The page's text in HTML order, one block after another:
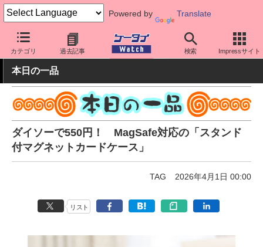
Powered by Translate
カテゴリ 過去記事 検索 Impressサイト
ケータイ Watch 周辺機器/アクセサリー
本日の一品
ダイソーで550円！ MagSafe対応の「スタンド
付マグネットカードケース」
TAG 2026年4月1日 00:00
リスト